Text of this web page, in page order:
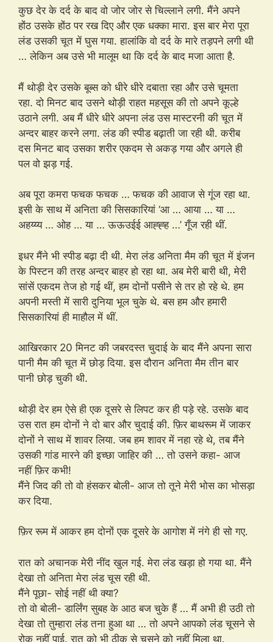
कुछ देर के दर्द के बाद वो जोर जोर से चिल्लाने लगी. मैंने अपने
होंठ उसके होंठ पर रख दिए और एक धक्का मारा. इस बार मेरा पूरा
लंड उसकी चूत में घुस गया. हालांकि वो दर्द के मारे तड़पने लगी थी
… लेकिन अब उसे भी मालूम था कि दर्द के बाद मजा आता है.
मैं थोड़ी देर उसके बूब्स को धीरे धीरे दबाता रहा और उसे चूमता
रहा. दो मिनट बाद उसने थोड़ी राहत महसूस की तो अपने कूल्हे
उठाने लगी. अब मैं धीरे धीरे अपना लंड उस मास्टरनी की चूत में
अन्दर बाहर करने लगा. लंड की स्पीड बढ़ाती जा रही थी. करीब
दस मिनट बाद उसका शरीर एकदम से अकड़ गया और अगले ही
पल वो झड़ गई.
अब पूरा कमरा फचक फचक … फचक की आवाज से गूंज रहा था.
इसी के साथ में अनिता की सिसकारियां ‘आ … आया … या …
अहय्य्य … ओह … या … ऊऊउईई आह्ह्ह …’ गूँज रही थीं.
इधर मैंने भी स्पीड बढ़ा दी थी. मेरा लंड अनिता मैम की चूत में इंजन
के पिस्टन की तरह अन्दर बाहर हो रहा था. अब मेरी बारी थी, मेरी
सांसें एकदम तेज हो गई थीं, हम दोनों पसीने से तर हो रहे थे. हम
अपनी मस्ती में सारी दुनिया भूल चुके थे. बस हम और हमारी
सिसकारियां ही माहौल में थीं.
आखिरकार 20 मिनट की जबरदस्त चुदाई के बाद मैंने अपना सारा
पानी मैम की चूत में छोड़ दिया. इस दौरान अनिता मैम तीन बार
पानी छोड़ चुकी थी.
थोड़ी देर हम ऐसे ही एक दूसरे से लिपट कर ही पड़े रहे. उसके बाद
उस रात हम दोनों ने दो बार और चुदाई की. फ़िर बाथरूम में जाकर
दोनों ने साथ में शावर लिया. जब हम शावर में नहा रहे थे, तब मैंने
उसकी गांड मारने की इच्छा जाहिर की … तो उसने कहा- आज
नहीं फ़िर कभी!
मैंने जिद की तो वो हंसकर बोली- आज तो तूने मेरी भोस का भोसड़ा
कर दिया.
फ़िर रूम में आकर हम दोनों एक दूसरे के आगोश में नंगे ही सो गए.
रात को अचानक मेरी नींद खुल गई. मेरा लंड खड़ा हो गया था. मैंने
देखा तो अनिता मेरा लंड चूस रही थी.
मैंने पूछा- सोई नहीं थी क्या?
तो वो बोली- डार्लिंग सुबह के आठ बज चुके हैं … मैं अभी ही उठी तो
देखा तो तुम्हारा लंड तना हुआ था … तो अपने आपको लंड चूसने से
रोक नहीं पाई. रात को भी ठीक से चूसने को नहीं मिला था.